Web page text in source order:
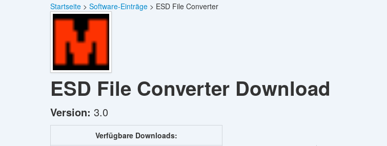
Startseite Software-Einträge ESD File Converter
ESD File Converter Download
Version: 3.0
Verfügbare Downloads: